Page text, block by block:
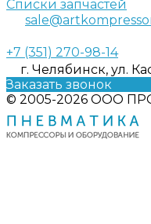
Списки запчастей
+7 (351) 270-98-14
г. Челябинск, ул.
Заказать звонок
© 2005-2026 ООО